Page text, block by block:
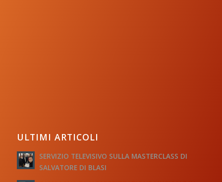
ULTIMI ARTICOLI
SERVIZIO TELEVISIVO SULLA MASTERCLASS DI
SALVATORE DI BLASI